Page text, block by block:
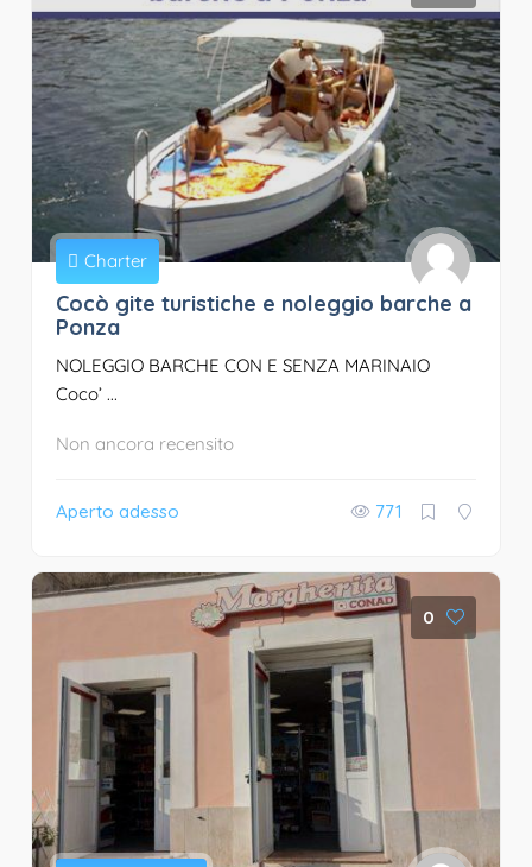
Charter
Cocò gite turistiche e noleggio barche a
Ponza
NOLEGGIO BARCHE CON E SENZA MARINAIO
Coco’ ...
Non ancora recensito
Aperto adesso 771
0